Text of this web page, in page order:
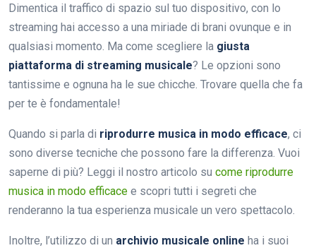
Dimentica il traffico di spazio sul tuo dispositivo, con lo
streaming hai accesso a una miriade di brani ovunque e in
qualsiasi momento. Ma come scegliere la giusta
piattaforma di streaming musicale? Le opzioni sono
tantissime e ognuna ha le sue chicche. Trovare quella che fa
per te è fondamentale!
Quando si parla di riprodurre musica in modo efficace, ci
sono diverse tecniche che possono fare la differenza. Vuoi
saperne di più? Leggi il nostro articolo su come riprodurre
musica in modo efficace e scopri tutti i segreti che
renderanno la tua esperienza musicale un vero spettacolo.
Inoltre, l’utilizzo di un archivio musicale online ha i suoi